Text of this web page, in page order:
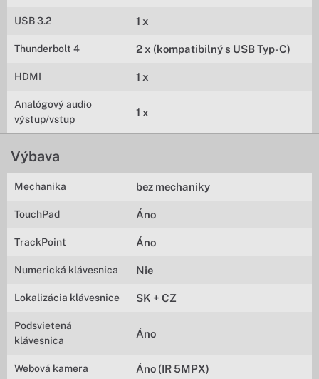
USB 3.2 1 x
Thunderbolt 4 2 x (kompatibilný s USB Typ-C)
HDMI 1 x
Analógový audio
výstup/vstup
1 x
Výbava
Mechanika bez mechaniky
TouchPad Áno
TrackPoint Áno
Numerická klávesnica Nie
Lokalizácia klávesnice SK + CZ
Podsvietená
klávesnica
Áno
Webová kamera Áno (IR 5MPX)